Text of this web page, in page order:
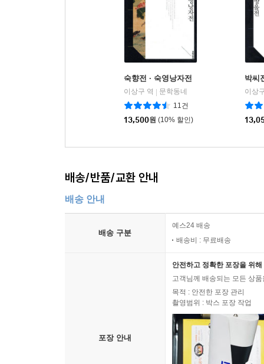
숙향전 · 숙영낭자전
이상구 역
문학동네
11건
13,500원 (10% 할인)
박씨
이상
배송/반품/교환 안내
배송 안내
배송 구분
예스24 배송
배송비 : 무료배송
포장 안내
안전하고 정확한 포장을 위
고객님께 배송되는 모든 상
목적 : 안전한 포장 관리
촬영범위 : 박스 포장 작업